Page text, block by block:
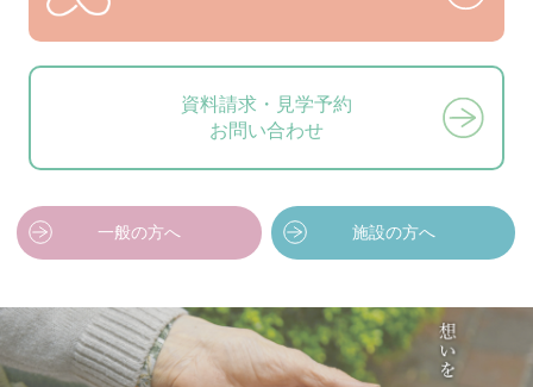
資料請求・見学予約
お問い合わせ
一般の方へ 施設の方へ